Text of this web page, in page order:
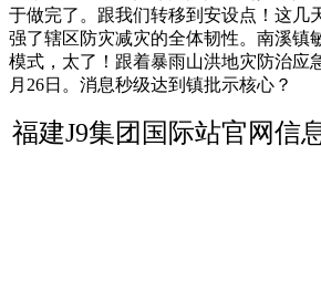
于做完了。跟我们转移到安设点！这几
强了辖区防灾减灾的全体韧性。南溪镇
模式，太了！跟着暴雨山洪地灾防治应
月26日。消息秒级达到镇批示核心？
福建J9集团国际站官网信